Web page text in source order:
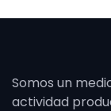
Somos un
actividad